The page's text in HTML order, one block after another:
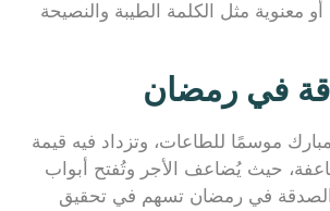
معنوية مثل الكلمة الطيبة والنصيحة
في رمضان
موسمًا للطاعات، وتزداد فيه قيمة
حيث يُضاعف الأجر وتُفتح أبواب
الصدقة في رمضان تسهم في تحقيق